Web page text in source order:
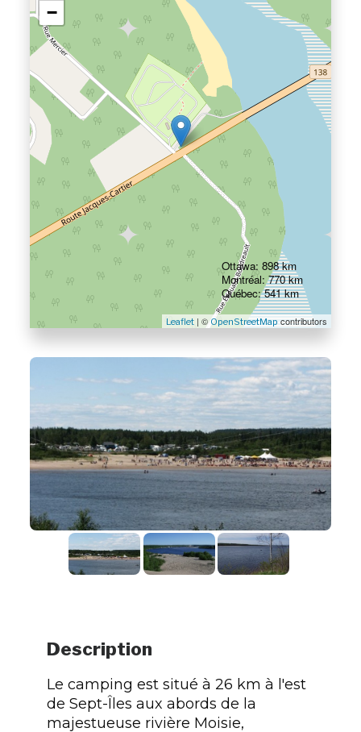
−
Leaflet| ©OpenStreetMap contributors
Ottawa: 898 km
Montréal: 770 km
Québec: 541 km
Description
Le camping est situé à 26 km à l'est
de Sept-Îles aux abords de la
majestueuse rivière Moisie,